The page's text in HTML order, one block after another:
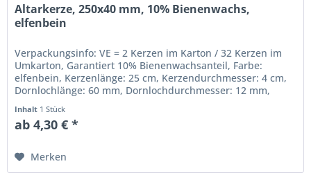
Altarkerze, 250x40 mm, 10% Bienenwachs,
elfenbein
Verpackungsinfo: VE = 2 Kerzen im Karton / 32 Kerzen im
Umkarton, Garantiert 10% Bienenwachsanteil, Farbe:
elfenbein, Kerzenlänge: 25 cm, Kerzendurchmesser: 4 cm,
Dornlochlänge: 60 mm, Dornlochdurchmesser: 12 mm,
Inhalt 1 Stück
ab 4,30 € *
Merken